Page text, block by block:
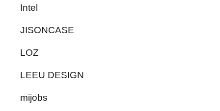
Intel
JISONCASE
LOZ
LEEU DESIGN
mijobs